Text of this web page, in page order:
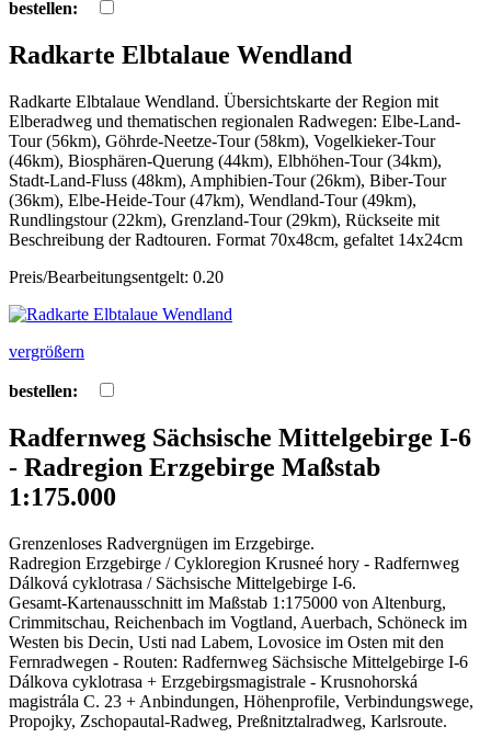
bestellen:
Radkarte Elbtalaue Wendland
Radkarte Elbtalaue Wendland. Übersichtskarte der Region mit
Elberadweg und thematischen regionalen Radwegen: Elbe-Land-
Tour (56km), Göhrde-Neetze-Tour (58km), Vogelkieker-Tour
(46km), Biosphären-Querung (44km), Elbhöhen-Tour (34km),
Stadt-Land-Fluss (48km), Amphibien-Tour (26km), Biber-Tour
(36km), Elbe-Heide-Tour (47km), Wendland-Tour (49km),
Rundlingstour (22km), Grenzland-Tour (29km), Rückseite mit
Beschreibung der Radtouren. Format 70x48cm, gefaltet 14x24cm
Preis/Bearbeitungsentgelt: 0.20
vergrößern
bestellen:
Radfernweg Sächsische Mittelgebirge I-6
- Radregion Erzgebirge Maßstab
1:175.000
Grenzenloses Radvergnügen im Erzgebirge.
Radregion Erzgebirge / Cykloregion Krusneé hory - Radfernweg
Dálková cyklotrasa / Sächsische Mittelgebirge I-6.
Gesamt-Kartenausschnitt im Maßstab 1:175000 von Altenburg,
Crimmitschau, Reichenbach im Vogtland, Auerbach, Schöneck im
Westen bis Decin, Usti nad Labem, Lovosice im Osten mit den
Fernradwegen - Routen: Radfernweg Sächsische Mittelgebirge I-6
Dálkova cyklotrasa + Erzgebirgsmagistrale - Krusnohorská
magistrála C. 23 + Anbindungen, Höhenprofile, Verbindungswege,
Propojky, Zschopautal-Radweg, Preßnitztalradweg, Karlsroute.